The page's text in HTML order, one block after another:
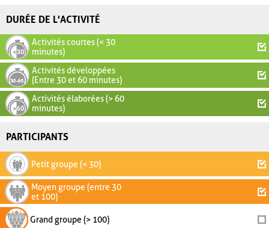
DURÉE DE L'ACTIVITÉ
Activités courtes (< 30
minutes)
Activités développées
(Entre 30 et 60 minutes)
Activités élaborées (> 60
minutes)
PARTICIPANTS
Petit groupe (< 30)
Moyen groupe (entre 30
et 100)
Grand groupe (> 100)